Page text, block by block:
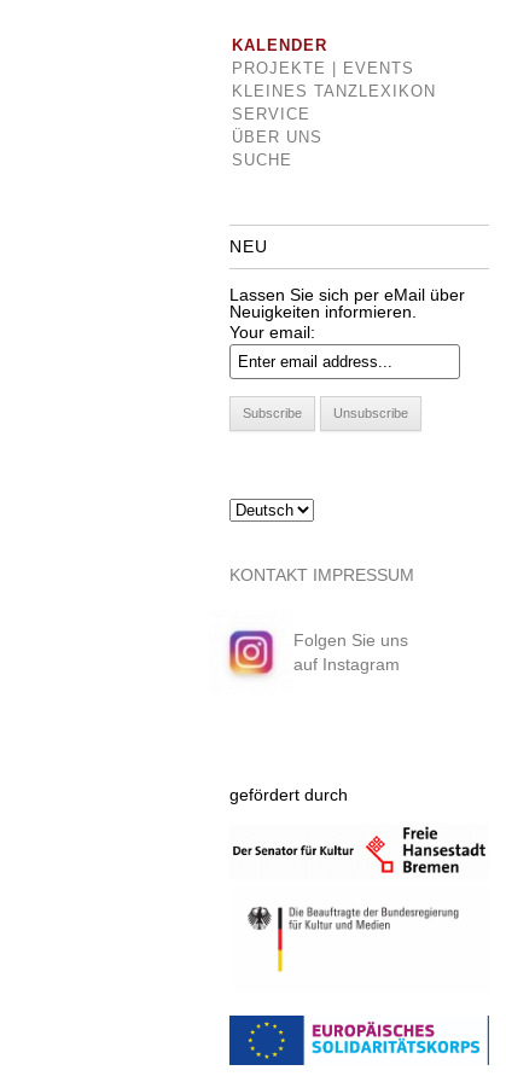
KALENDER
PROJEKTE | EVENTS
KLEINES TANZLEXIKON
SERVICE
ÜBER UNS
SUCHE
NEU
Lassen Sie sich per eMail über
Neuigkeiten informieren.
Your email:
KONTAKT IMPRESSUM
Folgen Sie uns
auf Instagram
gefördert durch